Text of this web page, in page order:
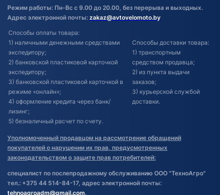
Режим работы: Пн-Вс с 9.00 до 20.00, без перерыва и выходных.
Адрес электронной почты: zakaz@avtovelomoto.by
Способы оплаты товара:
1) наличными денежными средствами
экспедитору;
2) банковской пластиковой карточкой
экспедитору;
3) банковской пластиковой карточкой в
режиме «онлайн»;
4) оформление кредита через банк/
лизинг;
5) безналичный расчет по счету.
Способы доставки товара:
1) транспортным
средством продавца;
2) из пункта выдачи
заказов;
3) курьерской службой
доставки.
Уполномоченный продавцом на рассмотрение обращений
покупателей о нарушении их прав, предусмотренных
законодательством о защите прав потребителей:
специалист по послепродажному обслуживанию ООО "ТехноАгро"
тел.: +375 44 514-84-17, адрес электронной почты:
tehnoagroadm@gmail.com.